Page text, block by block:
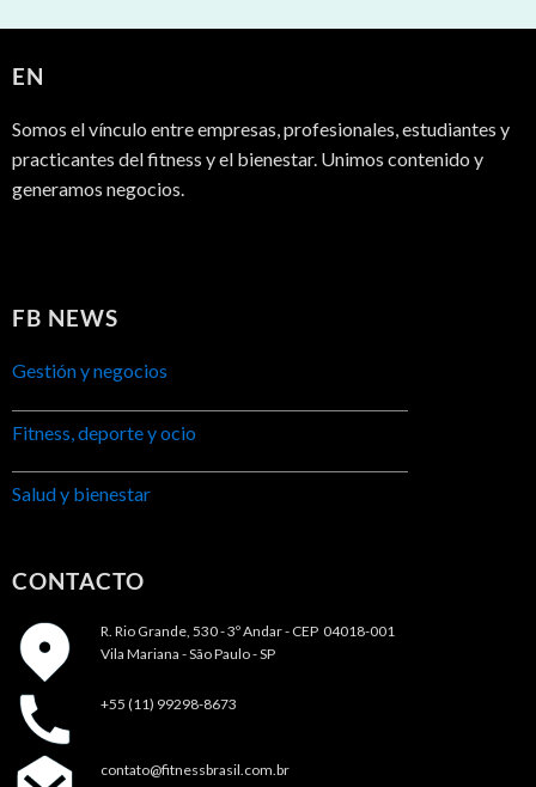
EN
Somos el vínculo entre empresas, profesionales, estudiantes y
practicantes del fitness y el bienestar. Unimos contenido y
generamos negocios.
FB NEWS
Gestión y negocios
Fitness, deporte y ocio
Salud y bienestar
CONTACTO
R. Rio Grande, 530 - 3º Andar - CEP 04018-001
Vila Mariana - São Paulo - SP
+55 (11) 99298-8673
contato@fitnessbrasil.com.br